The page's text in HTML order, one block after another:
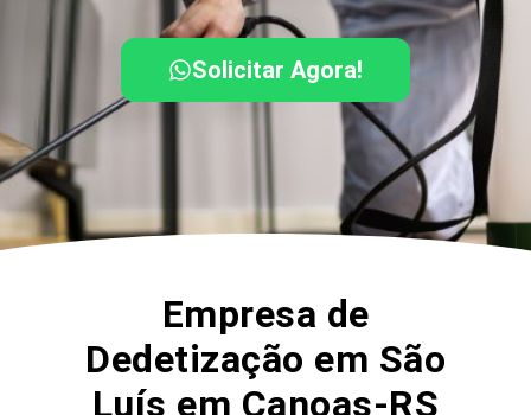
Solicitar Agora!
Empresa de
Dedetização em São
Luís em Canoas-RS